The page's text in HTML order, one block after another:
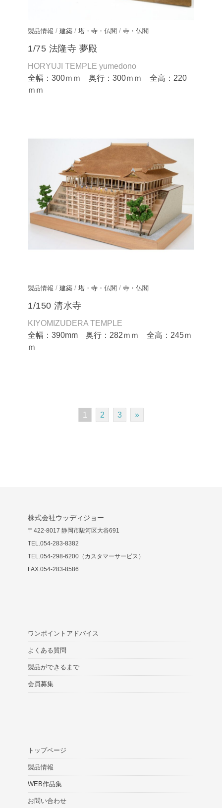
製品情報 / 建築 / 塔・寺・仏閣 / 寺・仏閣
1/75 法隆寺 夢殿
HORYUJI TEMPLE yumedono
全幅：300ｍｍ 奥行：300ｍｍ 全高：220
ｍｍ
製品情報 / 建築 / 塔・寺・仏閣 / 寺・仏閣
1/150 清水寺
KIYOMIZUDERA TEMPLE
全幅：390mm 奥行：282ｍｍ 全高：245ｍ
ｍ
1 2 3 »
株式会社ウッディジョー
〒422-8017 静岡市駿河区大谷691
TEL.054-283-8382
TEL.054-298-6200（カスタマーサービス）
FAX.054-283-8586
ワンポイントアドバイス
よくある質問
製品ができるまで
会員募集
トップページ
製品情報
WEB作品集
お問い合わせ